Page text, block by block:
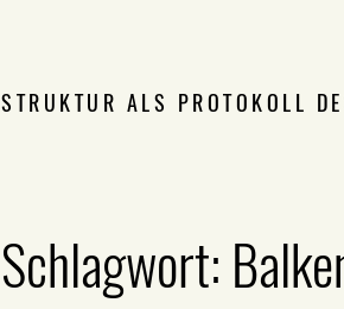
STRUKTUR ALS PROTOKOLL
Schlagwort: